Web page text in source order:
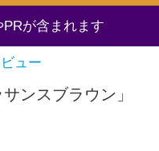
が含まれます
ュー
ンスブラウン」